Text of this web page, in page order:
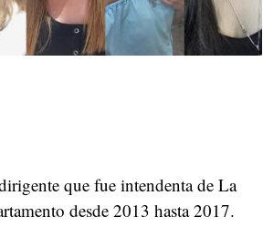
que fue intendenta de La
desde 2013 hasta 2017.